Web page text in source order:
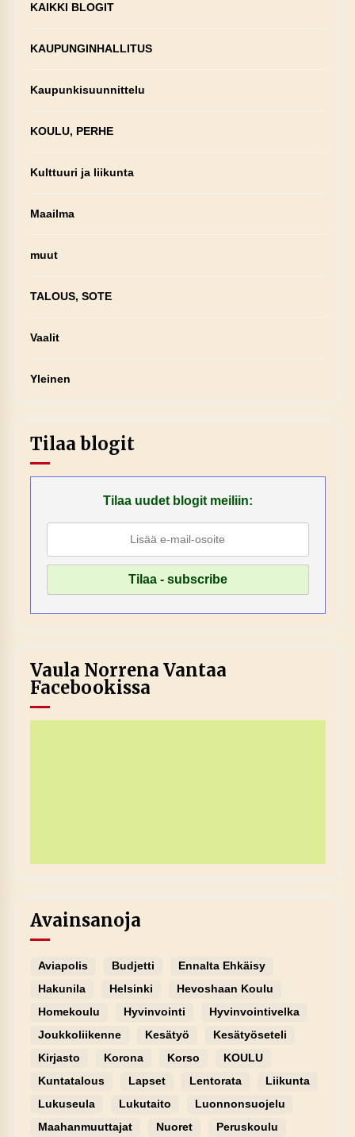
KAIKKI BLOGIT
KAUPUNGINHALLITUS
Kaupunkisuunnittelu
KOULU, PERHE
Kulttuuri ja liikunta
Maailma
muut
TALOUS, SOTE
Vaalit
Yleinen
Tilaa blogit
Tilaa uudet blogit meiliin:
Vaula Norrena Vantaa
Facebookissa
Avainsanoja
Aviapolis Budjetti
Ennalta Ehkäisy
Hakunila
Helsinki
Hevoshaan Koulu
Homekoulu
Hyvinvointi
Hyvinvointivelka
Joukkoliikenne
Kesätyö
Kesätyöseteli
Kirjasto
Korona Korso
KOULU
Kuntatalous
Lapset Lentorata
Liikunta
Lukuseula
Lukutaito
Luonnonsuojelu
Maahanmuuttajat
Nuoret
Peruskoulu